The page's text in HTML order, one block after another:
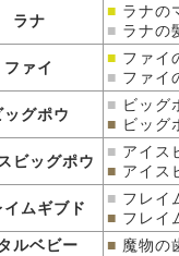
ラナ
■ ラナの
■ ラナの
ファイ
■ ファイ
■ ファイ
ッグポウ
■ ビッグ
■ ビッグ
ビッグポウ
■ アイス
■ アイス
イムギブド
■ フレイ
■ フレイ
ルベビー
■ 魔物の